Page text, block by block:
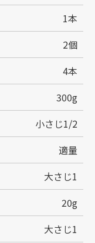
1本
2個
4本
300g
小さじ1/2
適量
大さじ1
20g
大さじ1